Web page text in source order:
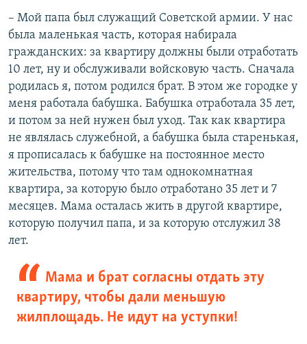
– Мой папа был служащий Советской армии. У нас
была маленькая часть, которая набирала
гражданских: за квартиру должны были отработать
10 лет, ну и обслуживали войсковую часть. Сначала
родилась я, потом родился брат. В этом же городке у
меня работала бабушка. Бабушка отработала 35 лет,
и потом за ней нужен был уход. Так как квартира
не являлась служебной, а бабушка была старенькая,
я прописалась к бабушке на постоянное место
жительства, потому что там однокомнатная
квартира, за которую было отработано 35 лет и 7
месяцев. Мама осталась жить в другой квартире,
которую получил папа, и за которую отслужил 38
лет.
Мама и брат согласны отдать эту
квартиру, чтобы дали меньшую
жилплощадь. Не идут на уступки!